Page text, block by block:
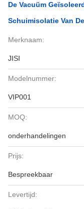
De Vacuüm
Schuimisolatie Van
Merknaam:
JISI
Modelnummer:
VIP001
MOQ:
onderhandelingen
Prijs:
Bespreekbaar
Levertijd: